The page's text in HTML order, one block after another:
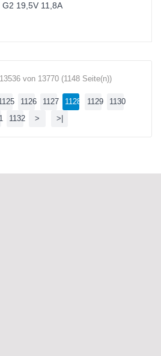
19,5V 11,8A
von 13770 (1148 Seite(n))
1126 1127 1128 1129
1130
1132 > >|